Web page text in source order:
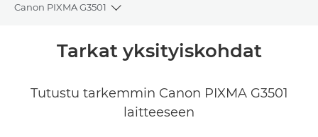
Canon PIXMA G3501
Toggle breadcrumbs
YleiskuvausTarkat yksityiskohdat
Tutustu tarkemmin Canon PIXMA G3501
laitteeseen